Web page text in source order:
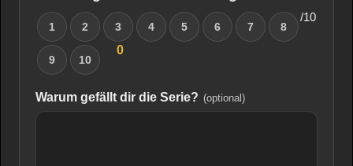
1 2 3 4 5 6 7 8
9 10
0
/10
Warum gefällt dir die Serie? (optional)